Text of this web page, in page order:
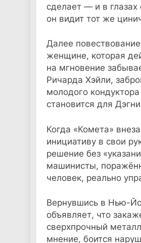
сделает — и в
он видит тот же
Далее
женщине, которая
на мгновение
Ричарда Хэйли,
молодого
становится для
Когда «Комета»
инициативу в свои
решение без
машинисты,
человек, реально
Вернувшись в Нью-
объявляет, что
сверхпрочный
мнение, боится